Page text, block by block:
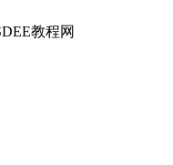
教程网